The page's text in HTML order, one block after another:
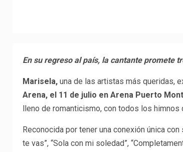
En su regreso al país, la cantante promete
Marisela, una de las artistas más queridas,
Arena, el 11 de julio en Arena Puerto
lleno de romanticismo, con todos los himnos
Reconocida por tener una conexión única
te vas”, “Sola con mi soledad”,